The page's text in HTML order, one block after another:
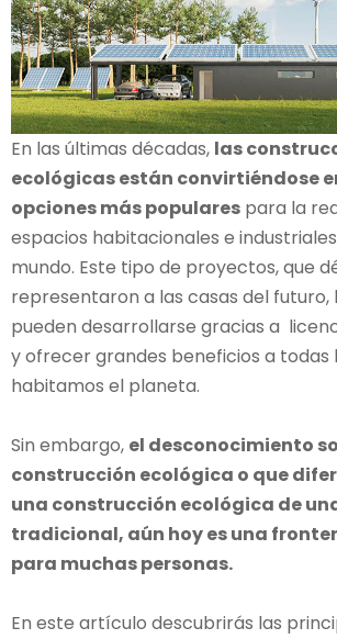
En las últimas décadas, las
ecológicas están convirtiéndose
opciones más populares para la
espacios habitacionales e
mundo. Este tipo de proyectos, que
representaron a las casas del futuro,
pueden desarrollarse gracias a
y ofrecer grandes beneficios a todas
habitamos el planeta.
Sin embargo, el desconocimiento
construcción ecológica o que
una construcción ecológica de
tradicional, aún hoy es una
para muchas personas.
En este artículo descubrirás las